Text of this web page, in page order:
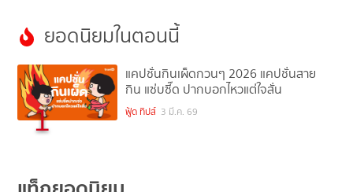
ยอดนิยมในตอนนี้
1
แคปชั่นกินเผ็ดกวนๆ 2026 แคปชั่นสาย
กิน แซ่บซี๊ด ปากบอกไหวแต่ใจสั่น
ฟู้ด ทิปส์ 3 มี.ค. 69